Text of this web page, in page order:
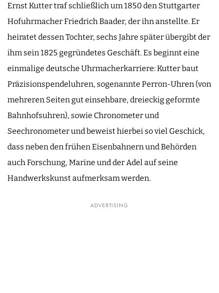
Ernst Kutter traf schließlich um 1850 den Stuttgarter
Hofuhrmacher Friedrich Baader, der ihn anstellte. Er
heiratet dessen Tochter, sechs Jahre später übergibt der
ihm sein 1825 gegründetes Geschäft. Es beginnt eine
einmalige deutsche Uhrmacherkarriere: Kutter baut
Präzisionspendeluhren, sogenannte Perron-Uhren (von
mehreren Seiten gut einsehbare, dreieckig geformte
Bahnhofsuhren), sowie Chronometer und
Seechronometer und beweist hierbei so viel Geschick,
dass neben den frühen Eisenbahnern und Behörden
auch Forschung, Marine und der Adel auf seine
Handwerkskunst aufmerksam werden.
ADVERTISING